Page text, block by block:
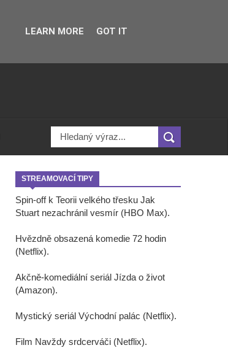
STREAMOVACÍ TIPY
Spin-off k Teorii velkého třesku Jak
Stuart nezachránil vesmír (HBO Max).
Hvězdně obsazená komedie 72 hodin
(Netflix).
Akčně-komediální seriál Jízda o život
(Amazon).
Mystický seriál Východní palác (Netflix).
Film Navždy srdcerváči (Netflix).
LEARN MORE GOT IT